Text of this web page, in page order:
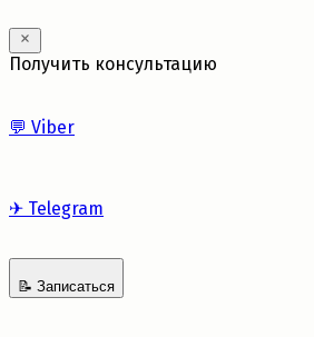
Получить консультацию
💬 Viber
✈ Telegram
📝 Записаться